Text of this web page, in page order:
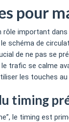
pour
rôle important
schéma de
de ne pas se
trafic se calme
les touches
timing
le timing est